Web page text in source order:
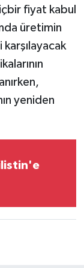
fiyat kabul
üretimin
karşılayacak
yeniden